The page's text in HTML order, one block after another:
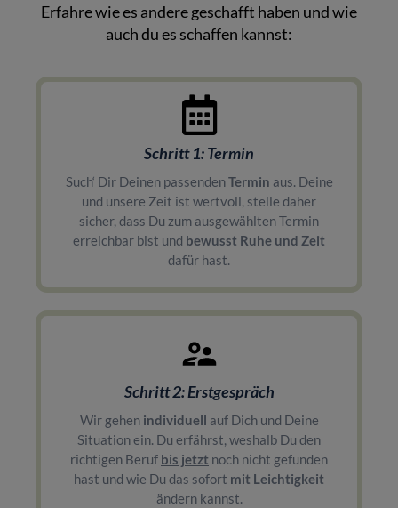
Erfahre wie es andere geschafft haben und wie
auch du es schaffen kannst:
Schritt 1: Termin
Such‘ Dir Deinen passendenTermin aus. Deine
und unsere Zeit ist wertvoll, stelle daher
sicher, dass Du zum ausgewählten Termin
erreichbar bist und bewusst Ruhe und Zeit
dafür hast.
Schritt 2: Erstgespräch
Wir gehen individuell auf Dich und Deine
Situation ein. Du erfährst, weshalb Du den
richtigen Beruf bis jetzt noch nicht gefunden
hast und wie Du das sofort mit Leichtigkeit
ändern kannst.